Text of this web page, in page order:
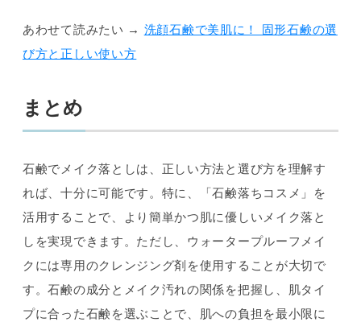
あわせて読みたい → 洗顔石鹸で美肌に！ 固形石鹸の選
び方と正しい使い方
まとめ
石鹸でメイク落としは、正しい方法と選び方を理解す
れば、十分に可能です。特に、「石鹸落ちコスメ」を
活用することで、より簡単かつ肌に優しいメイク落と
しを実現できます。ただし、ウォータープルーフメイ
クには専用のクレンジング剤を使用することが大切で
す。石鹸の成分とメイク汚れの関係を把握し、肌タイ
プに合った石鹸を選ぶことで、肌への負担を最小限に